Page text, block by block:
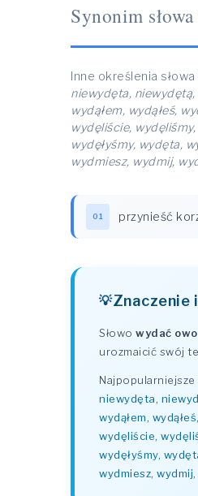
Synonim słowa
Inne określenia słowa
niewydęta,
wydąłem, wydąłeś,
wydęliście, wydęliśmy,
wydęłyśmy, wydęta,
wydmiesz, wydmij,
01 przynieść
Znaczenie
Słowo wydać
urozmaicić swój
niewydęta,
wydąłem,
wydęliście,
wydęłyśmy,
wydmiesz,